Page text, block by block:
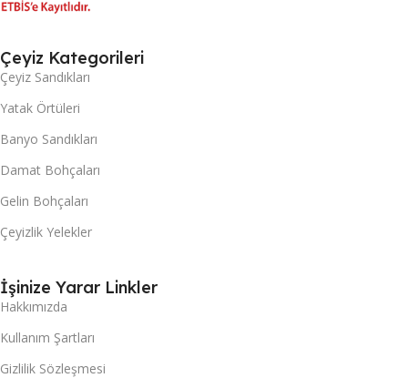
Çeyiz Kategorileri
Çeyiz Sandıkları
Yatak Örtüleri
Banyo Sandıkları
Damat Bohçaları
Gelin Bohçaları
Çeyizlik Yelekler
İşinize Yarar Linkler
Hakkımızda
Kullanım Şartları
Gizlilik Sözleşmesi